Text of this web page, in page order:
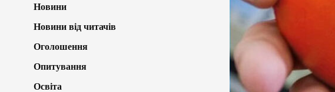
Новини
Новини від читачів
Оголошення
Опитування
Освіта